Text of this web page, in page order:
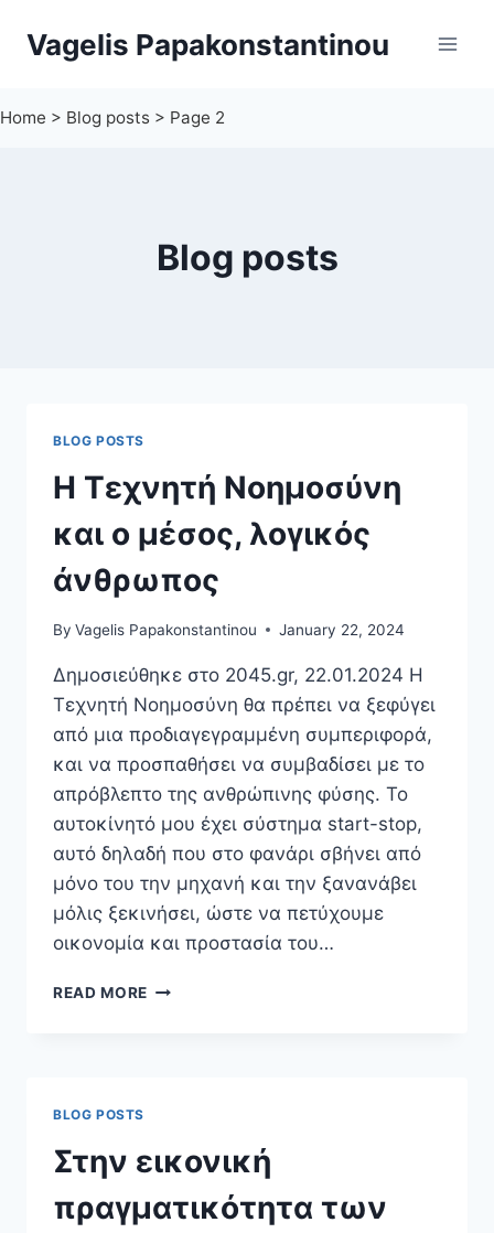
Vagelis Papakonstantinou
Home > Blog posts > Page 2
Blog posts
BLOG POSTS
Η Τεχνητή Νοημοσύνη
και ο μέσος, λογικός
άνθρωπος
By Vagelis Papakonstantinou January 22, 2024
Δημοσιεύθηκε στο 2045.gr, 22.01.2024 Η
Τεχνητή Νοημοσύνη θα πρέπει να ξεφύγει
από μια προδιαγεγραμμένη συμπεριφορά,
και να προσπαθήσει να συμβαδίσει με το
απρόβλεπτο της ανθρώπινης φύσης. Το
αυτοκίνητό μου έχει σύστημα start-stop,
αυτό δηλαδή που στο φανάρι σβήνει από
μόνο του την μηχανή και την ξανανάβει
μόλις ξεκινήσει, ώστε να πετύχουμε
οικονομία και προστασία του…
READ MORE
BLOG POSTS
Στην εικονική
πραγματικότητα των